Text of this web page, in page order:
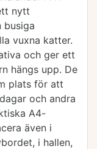
nytt
busiga
vuxna katter.
och ger ett
hängs upp. De
plats för att
och andra
A4-
även i
i hallen,